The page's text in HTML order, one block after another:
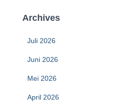
Archives
Juli 2026
Juni 2026
Mei 2026
April 2026